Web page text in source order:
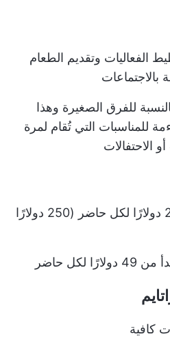
الفعاليات وتقديم الطعام
بالاجتماعات
للفرق الصغيرة وهذا
للمناسبات التي تُقام لمرة
الاحتفالات
تبدأ من 25 دولارًا لكل حاضر (250 دولارًا
49 دولارًا لكل حاضر
كافية